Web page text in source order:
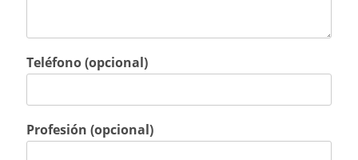
Teléfono (opcional)
Profesión (opcional)